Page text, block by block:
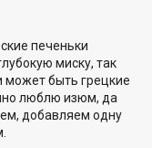
печеньки
миску, так
может быть грецкие
люблю изюм, да
добавляем одну